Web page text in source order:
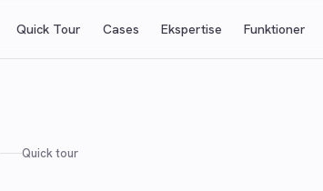
Quick Tour Cases Ekspertise Funktioner
Quick tour